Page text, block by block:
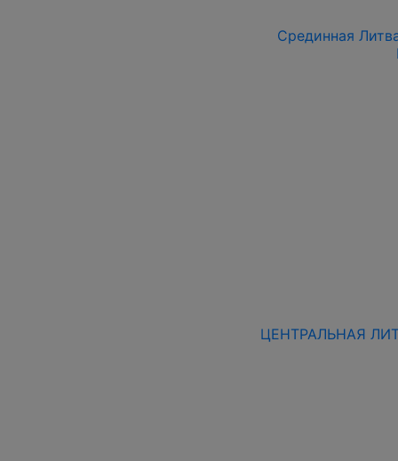
Срединная
ЦЕНТРАЛЬНАЯ